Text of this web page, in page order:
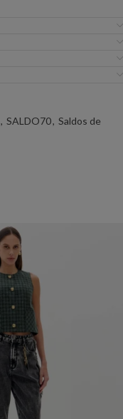
, SALDO70, Saldos de